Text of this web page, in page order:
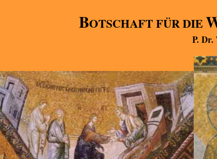
BOTSCHAFT FÜR DIE
P. Dr.